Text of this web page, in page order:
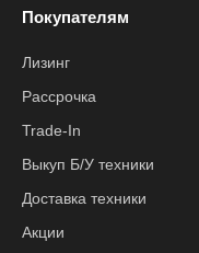
Покупателям
Лизинг
Рассрочка
Trade-In
Выкуп Б/У техники
Доставка техники
Акции